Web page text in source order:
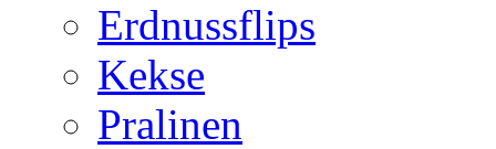
Erdnussflips
Kekse
Pralinen